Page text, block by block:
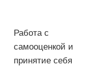
Работа с
самооценкой и
принятие себя